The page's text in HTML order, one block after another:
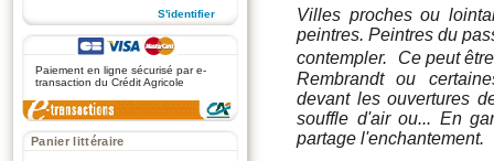
S'identifier
Paiement en ligne sécurisé par e-
transaction du Crédit Agricole
Panier littéraire
Villes proches ou
peintres. Peintres du
contempler. Ce peut
Rembrandt ou
devant les ouvertures
souffle d'air ou... En
partage l'enchantement.